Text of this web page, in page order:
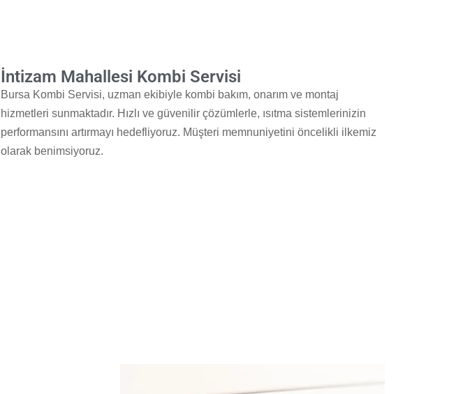
İntizam Mahallesi Kombi Servisi
Bursa Kombi Servisi, uzman ekibiyle kombi bakım, onarım ve montaj
hizmetleri sunmaktadır. Hızlı ve güvenilir çözümlerle, ısıtma sistemlerinizin
performansını artırmayı hedefliyoruz. Müşteri memnuniyetini öncelikli ilkemiz
olarak benimsiyoruz.